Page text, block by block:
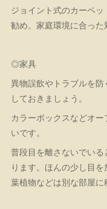
ジョイント式のカーペ
勧め。家庭環境に合った
◎家具
異物誤飲やトラブルを防
しておきましょう。
カラーボックスなどオ
いです。
普段目を離さないでい
ります。ほんの少し目
葉植物などは別な部屋に